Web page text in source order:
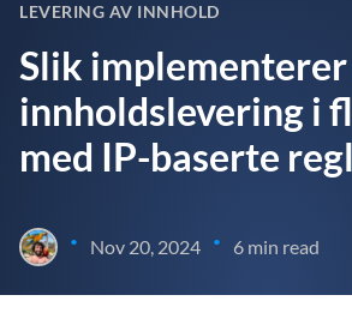
LEVERING AV INNHOLD
Slik implementerer
innholdslevering i
med IP-baserte
• Nov 20, 2024 • 6 min read